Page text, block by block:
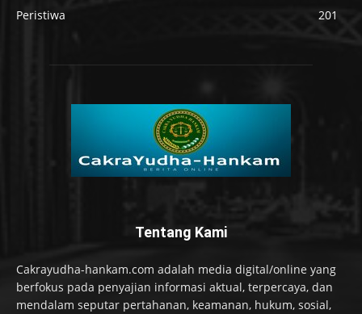
Peristiwa
201
Tentang Kami
Cakrayudha-hankam.com adalah media digital/online yang
berfokus pada penyajian informasi aktual, terpercaya, dan
mendalam seputar pertahanan, keamanan, hukum, sosial,